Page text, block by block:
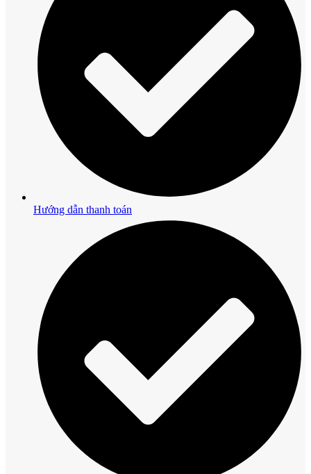
Hướng dẫn thanh toán